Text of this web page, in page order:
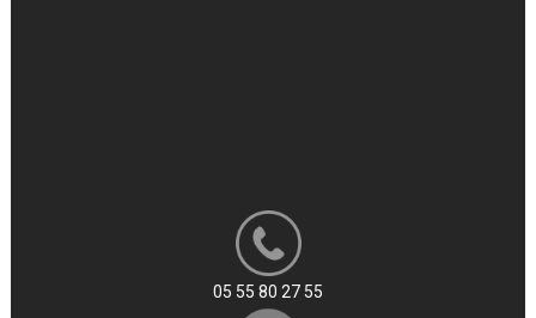
05 55 80 27 55